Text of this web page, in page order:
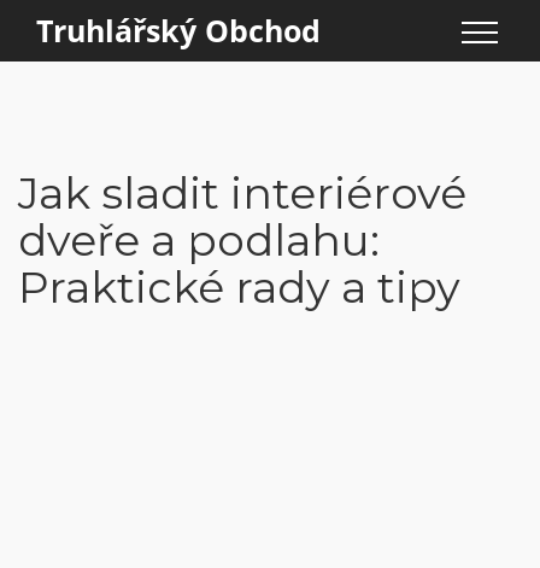
Truhlářský Obchod
Jak sladit interiérové
dveře a podlahu:
Praktické rady a tipy